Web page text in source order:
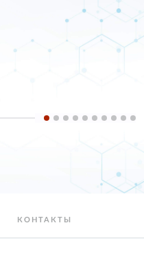
КОНТАКТЫ